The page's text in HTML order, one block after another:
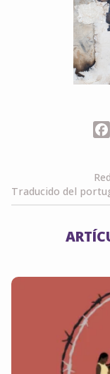
Traducido del